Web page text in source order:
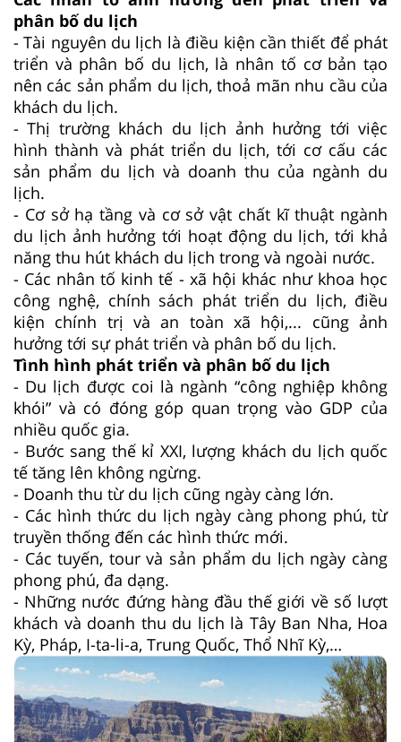
phân bố du lịch
- Tài nguyên du lịch là điều kiện cần thiết để phát
triển và phân bố du lịch, là nhân tố cơ bản tạo
nên các sản phẩm du lịch, thoả mãn nhu cầu của
khách du lịch.
- Thị trường khách du lịch ảnh hưởng tới việc
hình thành và phát triển du lịch, tới cơ cấu các
sản phẩm du lịch và doanh thu của ngành du
lịch.
- Cơ sở hạ tầng và cơ sở vật chất kĩ thuật ngành
du lịch ảnh hưởng tới hoạt động du lịch, tới khả
năng thu hút khách du lịch trong và ngoài nước.
- Các nhân tố kinh tế - xã hội khác như khoa học
công nghệ, chính sách phát triển du lịch, điều
kiện chính trị và an toàn xã hội,... cũng ảnh
hưởng tới sự phát triển và phân bố du lịch.
Tình hình phát triển và phân bố du lịch
- Du lịch được coi là ngành “công nghiệp không
khói” và có đóng góp quan trọng vào GDP của
nhiều quốc gia.
- Bước sang thế kỉ XXI, lượng khách du lịch quốc
tế tăng lên không ngừng.
- Doanh thu từ du lịch cũng ngày càng lớn.
- Các hình thức du lịch ngày càng phong phú, từ
truyền thống đến các hình thức mới.
- Các tuyến, tour và sản phẩm du lịch ngày càng
phong phú, đa dạng.
- Những nước đứng hàng đầu thế giới về số lượt
khách và doanh thu du lịch là Tây Ban Nha, Hoa
Kỳ, Pháp, I-ta-li-a, Trung Quốc, Thổ Nhĩ Kỳ,…